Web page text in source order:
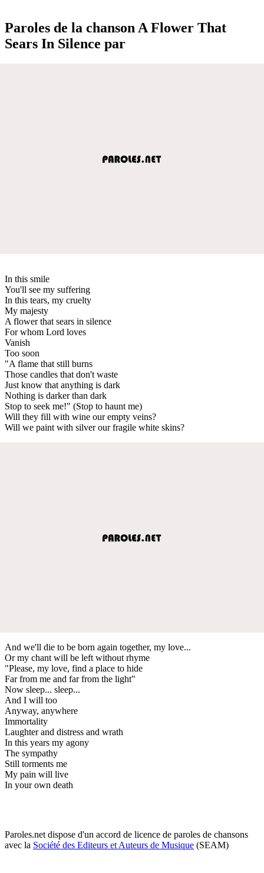
Paroles de la chanson A Flower That
Sears In Silence par
In this smile
You'll see my suffering
In this tears, my cruelty
My majesty
A flower that sears in silence
For whom Lord loves
Vanish
Too soon
"A flame that still burns
Those candles that don't waste
Just know that anything is dark
Nothing is darker than dark
Stop to seek me!" (Stop to haunt me)
Will they fill with wine our empty veins?
Will we paint with silver our fragile white skins?
And we'll die to be born again together, my love...
Or my chant will be left without rhyme
"Please, my love, find a place to hide
Far from me and far from the light"
Now sleep... sleep...
And I will too
Anyway, anywhere
Immortality
Laughter and distress and wrath
In this years my agony
The sympathy
Still torments me
My pain will live
In your own death
Paroles.net dispose d'un accord de licence de paroles de chansons
avec la Société des Editeurs et Auteurs de Musique (SEAM)